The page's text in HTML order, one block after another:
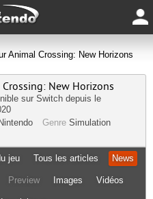
Animal Crossing: New Horizons
New Horizons
sur Switch depuis le
Nintendo Genre Simulation
jeu Tous les articles News
Preview Images Vidéos